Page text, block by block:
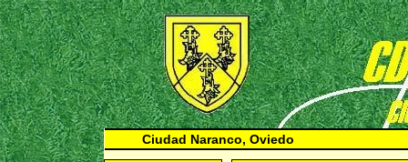
Ciudad Naranco, Oviedo